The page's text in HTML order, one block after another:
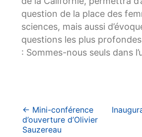
question de la place des
sciences, mais aussi
questions les plus
: Sommes-nous seuls dans
Navigation
← Mini-conférence
d’ouverture d’Olivier
Sauzereau